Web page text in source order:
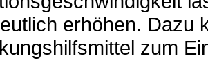
erhöhen. Dazu
zum